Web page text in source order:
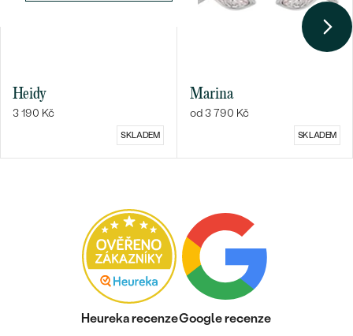
Heidy
3 190 Kč
SKLADEM
Marina
od 3 790 Kč
SKLADEM
Heureka recenzeGoogle recenze